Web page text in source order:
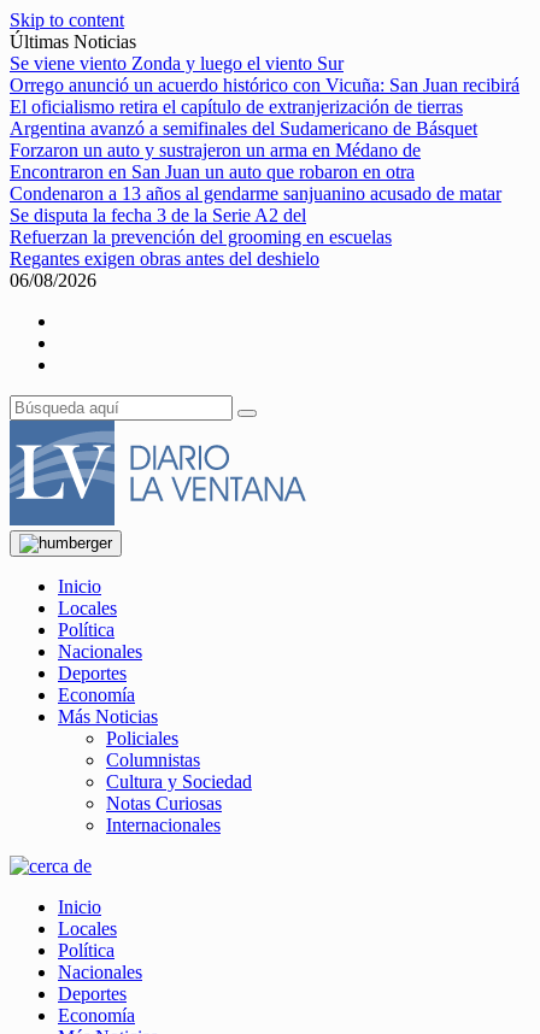
Skip to content
Últimas Noticias
Se viene viento Zonda y luego el viento Sur
Orrego anunció un acuerdo histórico con Vicuña: San Juan recibirá
El oficialismo retira el capítulo de extranjerización de tierras
Argentina avanzó a semifinales del Sudamericano de Básquet
Forzaron un auto y sustrajeron un arma en Médano de
Encontraron en San Juan un auto que robaron en otra
Condenaron a 13 años al gendarme sanjuanino acusado de matar
Se disputa la fecha 3 de la Serie A2 del
Refuerzan la prevención del grooming en escuelas
Regantes exigen obras antes del deshielo
06/08/2026
Inicio
Locales
Política
Nacionales
Deportes
Economía
Más Noticias
Policiales
Columnistas
Cultura y Sociedad
Notas Curiosas
Internacionales
Inicio
Locales
Política
Nacionales
Deportes
Economía